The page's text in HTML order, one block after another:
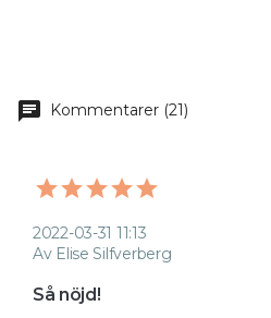
chat Kommentarer (21)
2022-03-31 11:13
Av Elise Silfverberg
Så nöjd!